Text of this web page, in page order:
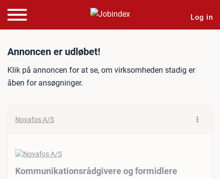
Log in
Jobannonce:
Annoncen er udløbet!
Klik på annoncen for at se, om virksomheden stadig er
åben for ansøgninger.
Novafos A/S
Kommunikationsrådgivere og formidlere